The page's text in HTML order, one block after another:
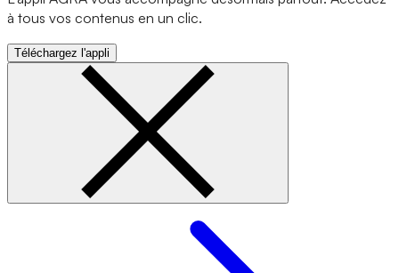
à tous vos contenus en un clic.
Téléchargez l'appli